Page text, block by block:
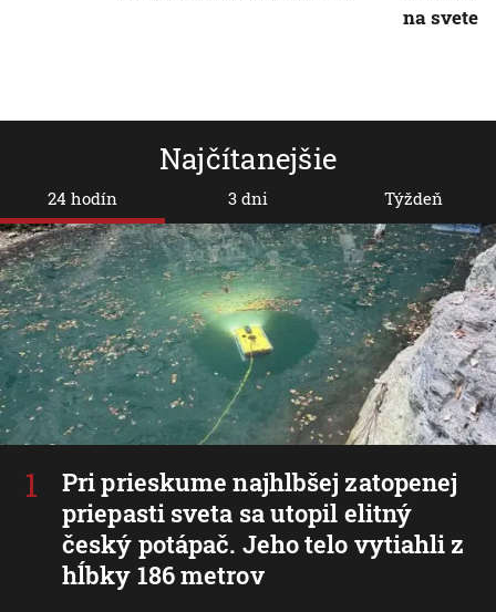
Najčítanejšie
24 hodín
Pri prieskume najhlbšej zatopenej
priepasti sveta sa utopil elitný
český potápač. Jeho telo vytiahli z
hĺbky 186 metrov
3 dni Týždeň
na svete